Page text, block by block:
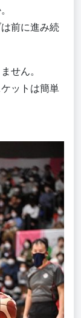
前に進み続
せん。
ットは簡単